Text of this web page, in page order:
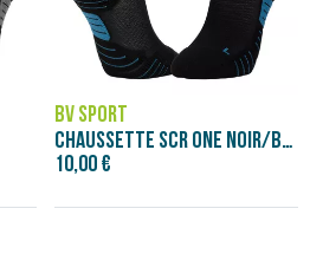
BV SPORT
CHAUSSETTE SCR ONE NOIR/BLEU
10,00 €